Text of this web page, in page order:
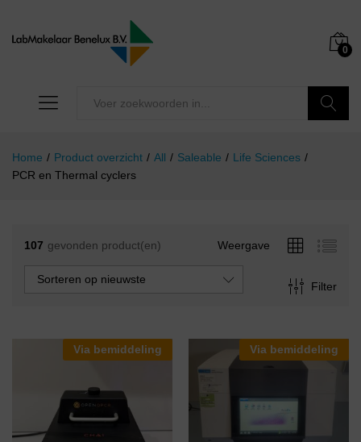
0
Home / Product overzicht / All / Saleable / Life Sciences /
PCR en Thermal cyclers
107 gevonden product(en) Weergave
Filter
Sorteren op nieuwste
Via bemiddeling Via bemiddeling